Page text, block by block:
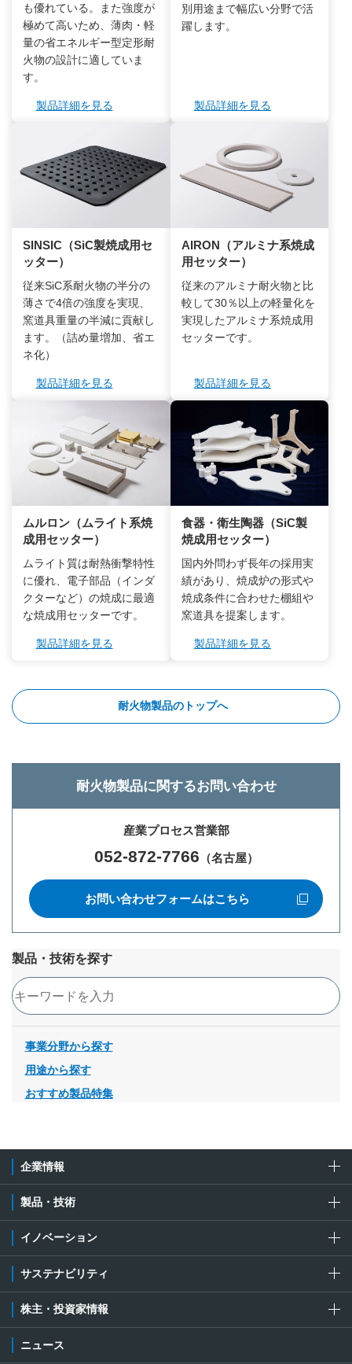
も優れている。また強度が
極めて高いため、薄肉・軽
量の省エネルギー型定形耐
火物の設計に適していま
す。
製品詳細を見る
別用途まで幅広い分野で活
躍します。
製品詳細を見る
SINSIC（SiC製焼成用セ
ッター）
従来SiC系耐火物の半分の
薄さで4倍の強度を実現、
窯道具重量の半減に貢献し
ます。（詰め量増加、省エ
ネ化）
製品詳細を見る
AIRON（アルミナ系焼成
用セッター）
従来のアルミナ耐火物と比
較して30％以上の軽量化を
実現したアルミナ系焼成用
セッターです。
製品詳細を見る
ムルロン（ムライト系焼
成用セッター）
ムライト質は耐熱衝撃特性
に優れ、電子部品（インダ
クターなど）の焼成に最適
な焼成用セッターです。
製品詳細を見る
食器・衛生陶器（SiC製
焼成用セッター）
国内外問わず長年の採用実
績があり、焼成炉の形式や
焼成条件に合わせた棚組や
窯道具を提案します。
製品詳細を見る
耐火物製品のトップへ
耐火物製品に関するお問い合わせ
産業プロセス営業部
052-872-7766 （名古屋）
お問い合わせフォームはこちら
新規ウィンドウを開きます
製品・技術を探す
事業分野から探す
用途から探す
おすすめ製品特集
企業情報
製品・技術
イノベーション
サステナビリティ
株主・投資家情報
ニュース